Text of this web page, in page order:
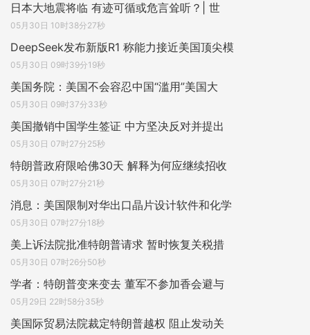
日本大地震将临 有迹可循或危言耸听？| 世
05月30日 10时38分27秒
DeepSeek发布新版R1 称能力接近美国顶尖模
05月30日 09时39分19秒
美国务院：美国不会容忍中国“滥用”美国大
05月30日 09时37分33秒
美国撤销中国学生签证 中方坚决反对并提出
05月30日 07时27分25秒
特朗普政府限哈佛30天 解释为何应继续招收
05月30日 07时27分21秒
消息：美国限制对华出口晶片设计软件和化学
05月30日 07时27分18秒
美上诉法院批准特朗普请求 暂时恢复关税措
05月30日 07时26分50秒
学者：特朗普变来变去 董军不参加香会避与
05月29日 22时58分35秒
美国际贸易法院裁定特朗普越权 阻止发动关